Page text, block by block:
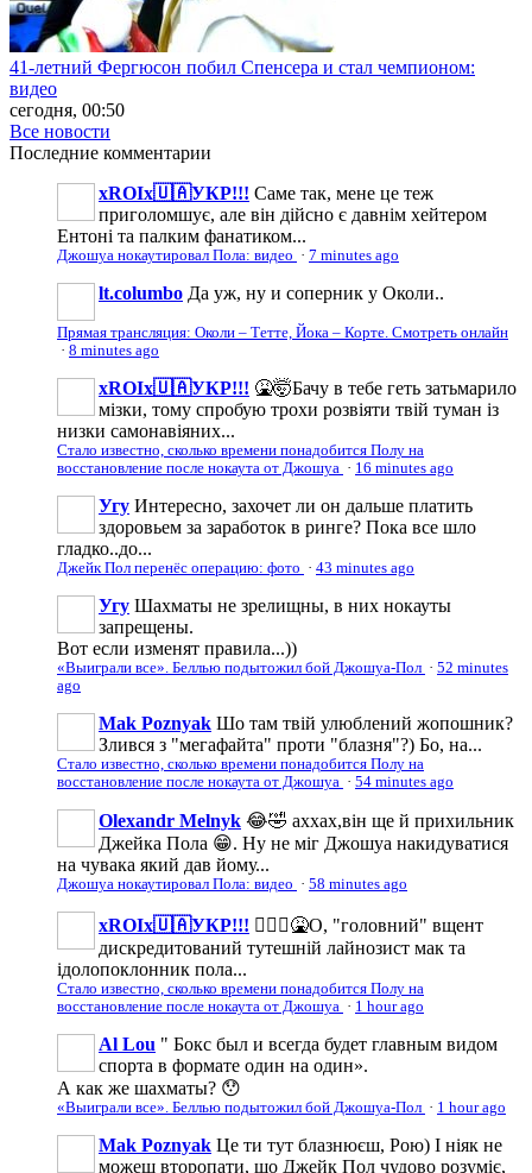
41-летний Фергюсон побил Спенсера и стал чемпионом:
видео
сегодня, 00:50
Все новости
Последние комментарии
xROIx🇺🇦УКР!!! Саме так, мене це теж
приголомшує, але він дійсно є давнім хейтером
Ентоні та палким фанатиком...
Джошуа нокаутировал Пола: видео · 7 minutes ago
lt.columbo Да уж, ну и соперник у Околи..
Прямая трансляция: Околи – Тетте, Йока – Корте. Смотреть онлайн
· 8 minutes ago
xROIx🇺🇦УКР!!! 🤮🤯Бачу в тебе геть затьмарило
мізки, тому спробую трохи розвіяти твій туман із
низки самонавіяних...
Стало известно, сколько времени понадобится Полу на
восстановление после нокаута от Джошуа · 16 minutes ago
Угу Интересно, захочет ли он дальше платить
здоровьем за заработок в ринге? Пока все шло
гладко..до...
Джейк Пол перенёс операцию: фото · 43 minutes ago
Угу Шахматы не зрелищны, в них нокауты
запрещены.
Вот если изменят правила...))
«Выиграли все». Беллью подытожил бой Джошуа-Пол · 52 minutes
ago
Mak Poznyak Шо там твій улюблений жопошник?
Злився з "мегафайта" проти "блазня"?) Бо, на...
Стало известно, сколько времени понадобится Полу на
восстановление после нокаута от Джошуа · 54 minutes ago
Olexandr Melnyk 😂🤣 аххах,він ще й прихильник
Джейка Пола 😁. Ну не міг Джошуа накидуватися
на чувака який дав йому...
Джошуа нокаутировал Пола: видео · 58 minutes ago
xROIx🇺🇦УКР!!! 🤦🏻‍♂️🤮О, "головний" вщент
дискредитований тутешній лайнозист мак та
ідолопоклонник пола...
Стало известно, сколько времени понадобится Полу на
восстановление после нокаута от Джошуа · 1 hour ago
Al Lou " Бокс был и всегда будет главным видом
спорта в формате один на один».
А как же шахматы? 😯
«Выиграли все». Беллью подытожил бой Джошуа-Пол · 1 hour ago
Mak Poznyak Це ти тут блазнюєш, Рою) І ніяк не
можеш второпати, що Джейк Пол чудово розуміє,